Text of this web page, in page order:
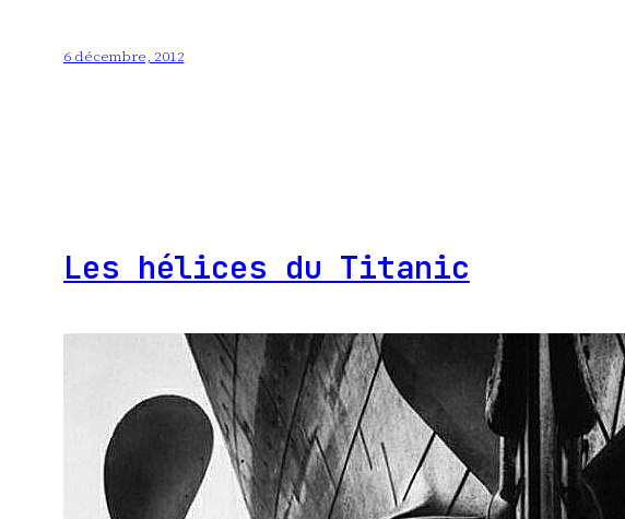
6 décembre, 2012
Les hélices du Titanic